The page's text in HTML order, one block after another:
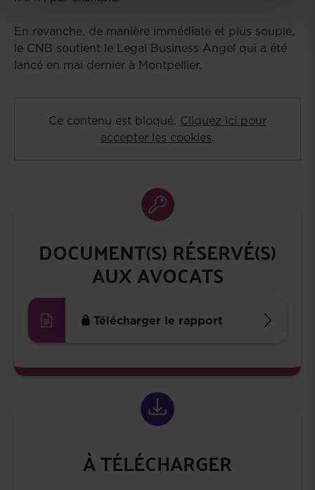
En revanche, de manière immédiate et plus souple,
le CNB soutient le Legal Business Angel qui a été
lancé en mai dernier à Montpellier.
Ce contenu est bloqué. Cliquez ici pour
accepter les cookies.
DOCUMENT(S) RÉSERVÉ(S)
AUX AVOCATS
Télécharger le rapport
À TÉLÉCHARGER